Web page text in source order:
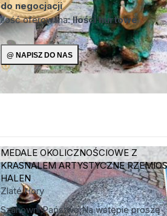
do negocjacji
Ilość oferowana:Ilości hurtowe
MEDALE OKOLICZNOŚCIOWE Z
KRASNALEMARTYSTYCZNE
HALEN
Zlaté Hory
Szanowni Państwo,Na wstępie proszę